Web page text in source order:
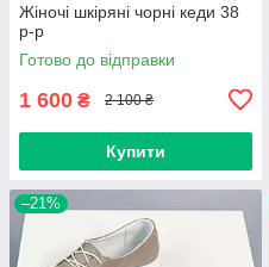
Жіночі шкіряні чорні кеди 38
р-р
Готово до відправки
1 600 ₴ 2 100 ₴
Купити
–21%